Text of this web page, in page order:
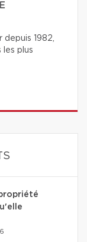
1982,
les plus